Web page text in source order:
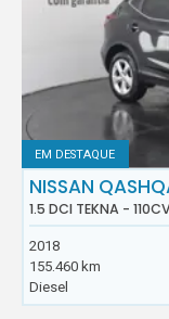
EM DESTAQUE
NISSAN
1.5 DCI TEKNA -
2018
155.460 km
Diesel